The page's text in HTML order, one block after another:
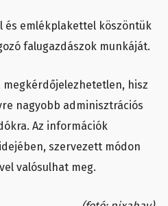
és emlékplakettel köszöntük
falugazdászok munkáját.
megkérdőjelezhetetlen, hisz
nagyobb adminisztrációs
Az információk
szervezett módon
valósulhat meg.